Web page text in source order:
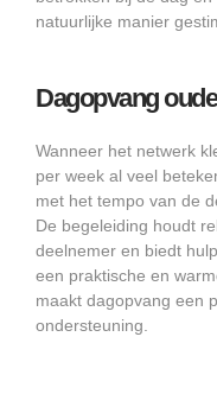
natuurlijke manier
Dagopvang
Wanneer het netwerk
per week al veel
met het tempo van de
De begeleiding houdt
deelnemer en biedt
een praktische en
maakt dagopvang een
ondersteuning.